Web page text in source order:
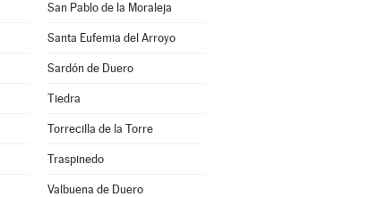
San Pablo de la Moraleja
Santa Eufemia del Arroyo
Sardón de Duero
Tiedra
Torrecilla de la Torre
Traspinedo
Valbuena de Duero